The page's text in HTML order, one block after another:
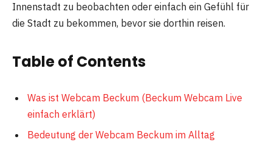
Innenstadt zu beobachten oder einfach ein Gefühl für
die Stadt zu bekommen, bevor sie dorthin reisen.
Table of Contents
Was ist Webcam Beckum (Beckum Webcam Live
einfach erklärt)
Bedeutung der Webcam Beckum im Alltag